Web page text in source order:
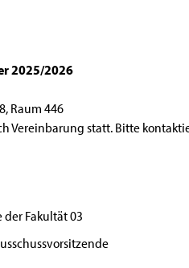
2025/2026
Raum 446
Vereinbarung statt. Bitte
Fakultät 03